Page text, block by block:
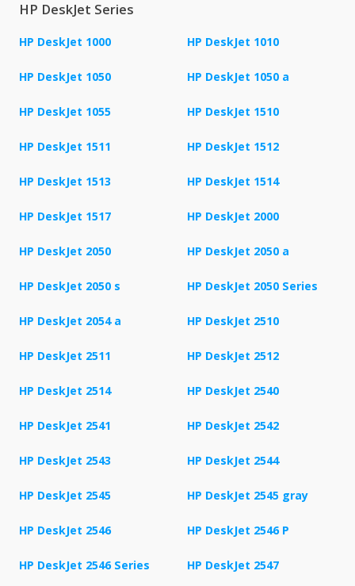
HP DeskJet Series
HP DeskJet 1000 HP DeskJet 1010
HP DeskJet 1050 HP DeskJet 1050 a
HP DeskJet 1055 HP DeskJet 1510
HP DeskJet 1511 HP DeskJet 1512
HP DeskJet 1513 HP DeskJet 1514
HP DeskJet 1517 HP DeskJet 2000
HP DeskJet 2050 HP DeskJet 2050 a
HP DeskJet 2050 s HP DeskJet 2050 Series
HP DeskJet 2054 a HP DeskJet 2510
HP DeskJet 2511 HP DeskJet 2512
HP DeskJet 2514 HP DeskJet 2540
HP DeskJet 2541 HP DeskJet 2542
HP DeskJet 2543 HP DeskJet 2544
HP DeskJet 2545 HP DeskJet 2545 gray
HP DeskJet 2546 HP DeskJet 2546 P
HP DeskJet 2546 Series HP DeskJet 2547